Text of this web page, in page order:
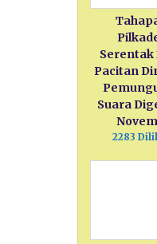
Serentak
Pacitan
Suara
2283